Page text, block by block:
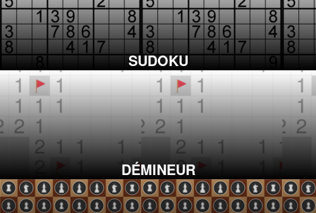
SUDOKU
DÉMINEUR